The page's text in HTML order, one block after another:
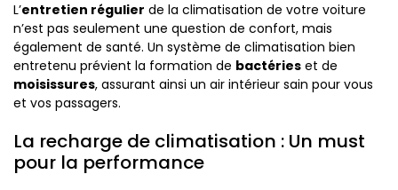
L’entretien régulier de la climatisation de votre voiture
n’est pas seulement une question de confort, mais
également de santé. Un système de climatisation bien
entretenu prévient la formation de bactéries et de
moisissures, assurant ainsi un air intérieur sain pour vous
et vos passagers.
La recharge de climatisation : Un must
pour la performance